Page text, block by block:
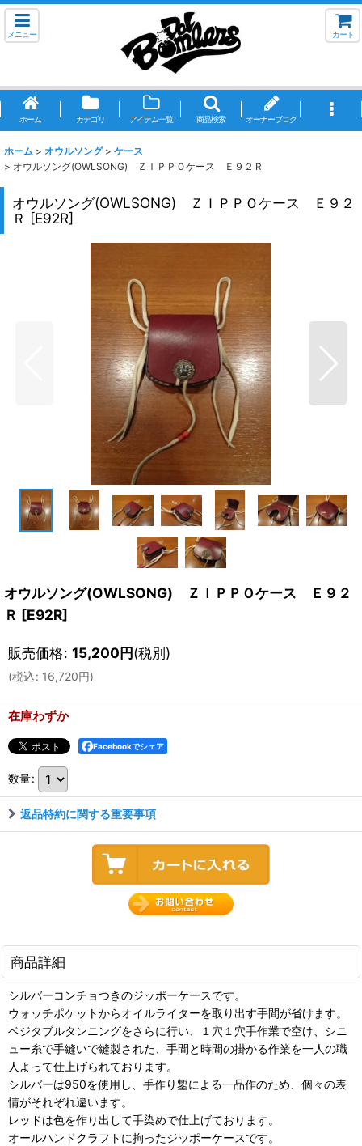
メニュー カート
ホーム カテゴリ アイテム一覧 商品検索 オーナーブログ
ホーム > オウルソング > ケース
> オウルソング(OWLSONG) ＺＩＰＰＯケース Ｅ９２Ｒ
オウルソング(OWLSONG) ＺＩＰＰＯケース Ｅ９２
Ｒ [E92R]
オウルソング(OWLSONG) ＺＩＰＰＯケース Ｅ９２
Ｒ [E92R]
販売価格: 15,200円(税別)
(税込: 16,720円)
在庫わずか
Facebookでシェア
数量:
返品特約に関する重要事項
商品詳細
シルバーコンチョつきのジッポーケースです。
ウォッチポケットからオイルライターを取り出す手間が省けます。
ベジタブルタンニングをさらに行い、１穴１穴手作業で空け、シニ
ュー糸で手縫いで縫製された、手間と時間の掛かる作業を一人の職
人よって仕上げられております。
シルバーは950を使用し、手作り鏨による一品作のため、個々の表
情がそれぞれ違います。
レッドは色を作り出して手染めで仕上げております。
オールハンドクラフトに拘ったジッポーケースです。